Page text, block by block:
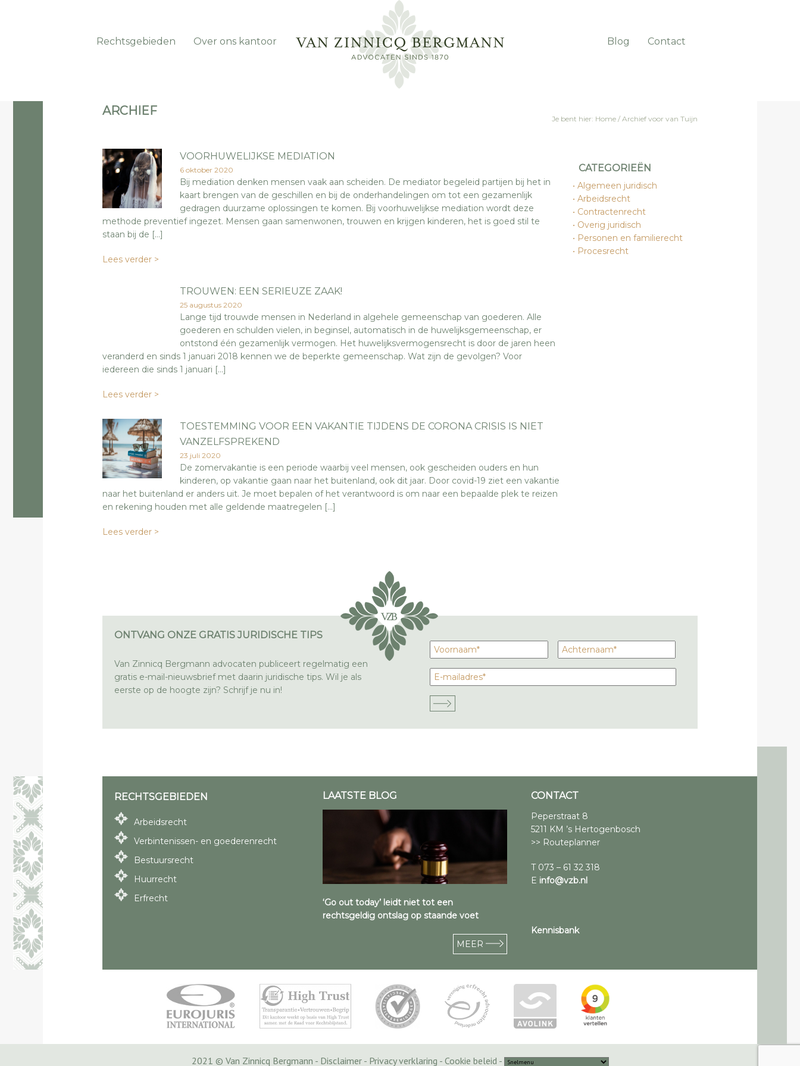
Rechtsgebieden Over ons kantoor Blog Contact
ARCHIEF
Je bent hier: Home / Archief voor van Tuijn
VOORHUWELIJKSE MEDIATION
6 oktober 2020
Bij mediation denken mensen vaak aan scheiden. De mediator begeleid partijen bij het in
kaart brengen van de geschillen en bij de onderhandelingen om tot een gezamenlijk
gedragen duurzame oplossingen te komen. Bij voorhuwelijkse mediation wordt deze
methode preventief ingezet. Mensen gaan samenwonen, trouwen en krijgen kinderen, het is goed stil te
staan bij de […]
Lees verder >
TROUWEN: EEN SERIEUZE ZAAK!
25 augustus 2020
Lange tijd trouwde mensen in Nederland in algehele gemeenschap van goederen. Alle
goederen en schulden vielen, in beginsel, automatisch in de huwelijksgemeenschap, er
ontstond één gezamenlijk vermogen. Het huwelijksvermogensrecht is door de jaren heen
veranderd en sinds 1 januari 2018 kennen we de beperkte gemeenschap. Wat zijn de gevolgen? Voor
iedereen die sinds 1 januari […]
Lees verder >
TOESTEMMING VOOR EEN VAKANTIE TIJDENS DE CORONA CRISIS IS NIET
VANZELFSPREKEND
23 juli 2020
De zomervakantie is een periode waarbij veel mensen, ook gescheiden ouders en hun
kinderen, op vakantie gaan naar het buitenland, ook dit jaar. Door covid-19 ziet een vakantie
naar het buitenland er anders uit. Je moet bepalen of het verantwoord is om naar een bepaalde plek te reizen
en rekening houden met alle geldende maatregelen […]
Lees verder >
CATEGORIEËN
Algemeen juridisch
Arbeidsrecht
Contractenrecht
Overig juridisch
Personen en familierecht
Procesrecht
ONTVANG ONZE GRATIS JURIDISCHE TIPS
Van Zinnicq Bergmann advocaten publiceert regelmatig een
gratis e-mail-nieuwsbrief met daarin juridische tips. Wil je als
eerste op de hoogte zijn? Schrijf je nu in!
RECHTSGEBIEDEN
Arbeidsrecht
Verbintenissen- en goederenrecht
Bestuursrecht
Huurrecht
Erfrecht
LAATSTE BLOG
‘Go out today’ leidt niet tot een
rechtsgeldig ontslag op staande voet
MEER
CONTACT
Peperstraat 8
5211 KM ’s Hertogenbosch
>> Routeplanner
T 073 – 61 32 318
E info@vzb.nl
Kennisbank
2021 © Van Zinnicq Bergmann - Disclaimer- Privacy verklaring - Cookie beleid -